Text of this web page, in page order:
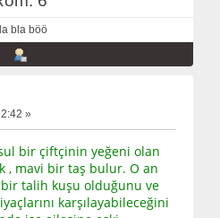
bla böö
»
bir çiftçinin yeğeni olan
, mavi bir taş bulur. O an
bir talih kuşu olduğunu ve
karşılayabileceğini